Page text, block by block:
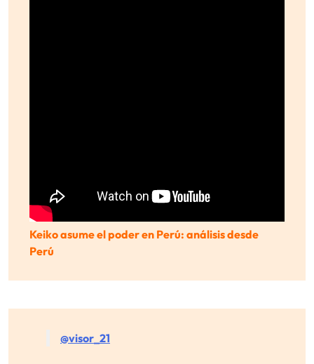
Keiko asume el poder en Perú: análisis desde
Perú
@visor_21